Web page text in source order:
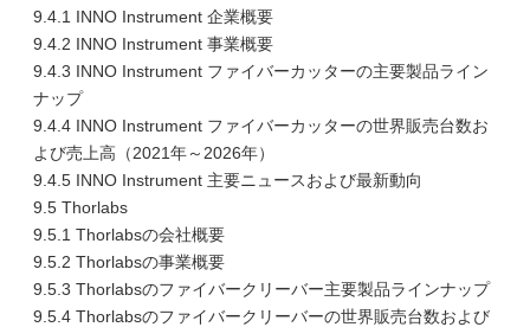
9.4.1 INNO Instrument 企業概要
9.4.2 INNO Instrument 事業概要
9.4.3 INNO Instrument ファイバーカッターの主要製品ライン
ナップ
9.4.4 INNO Instrument ファイバーカッターの世界販売台数お
よび売上高（2021年～2026年）
9.4.5 INNO Instrument 主要ニュースおよび最新動向
9.5 Thorlabs
9.5.1 Thorlabsの会社概要
9.5.2 Thorlabsの事業概要
9.5.3 Thorlabsのファイバークリーバー主要製品ラインナップ
9.5.4 Thorlabsのファイバークリーバーの世界販売台数および